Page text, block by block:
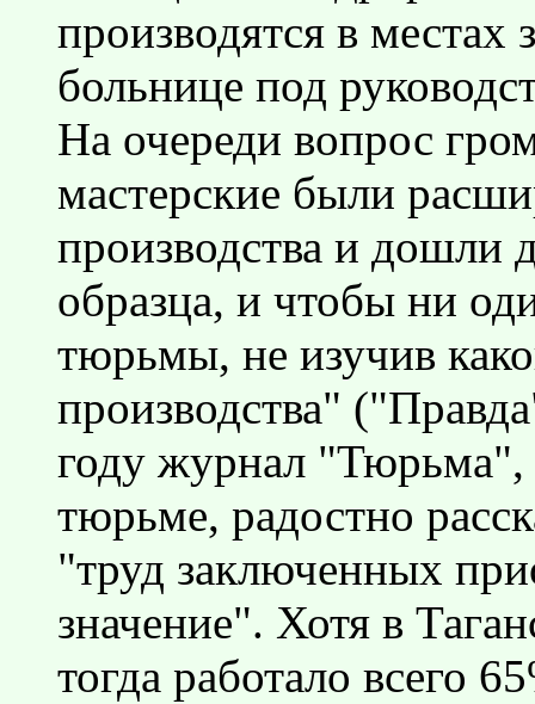
производятся в
больнице под
На очереди вопрос
мастерские были
производства и дошли
образца, и чтобы ни
тюрьмы, не изучив
производства"
году журнал "Тюрьма",
тюрьме, радостно
"труд заключенных
значение". Хотя в
тогда работало всего